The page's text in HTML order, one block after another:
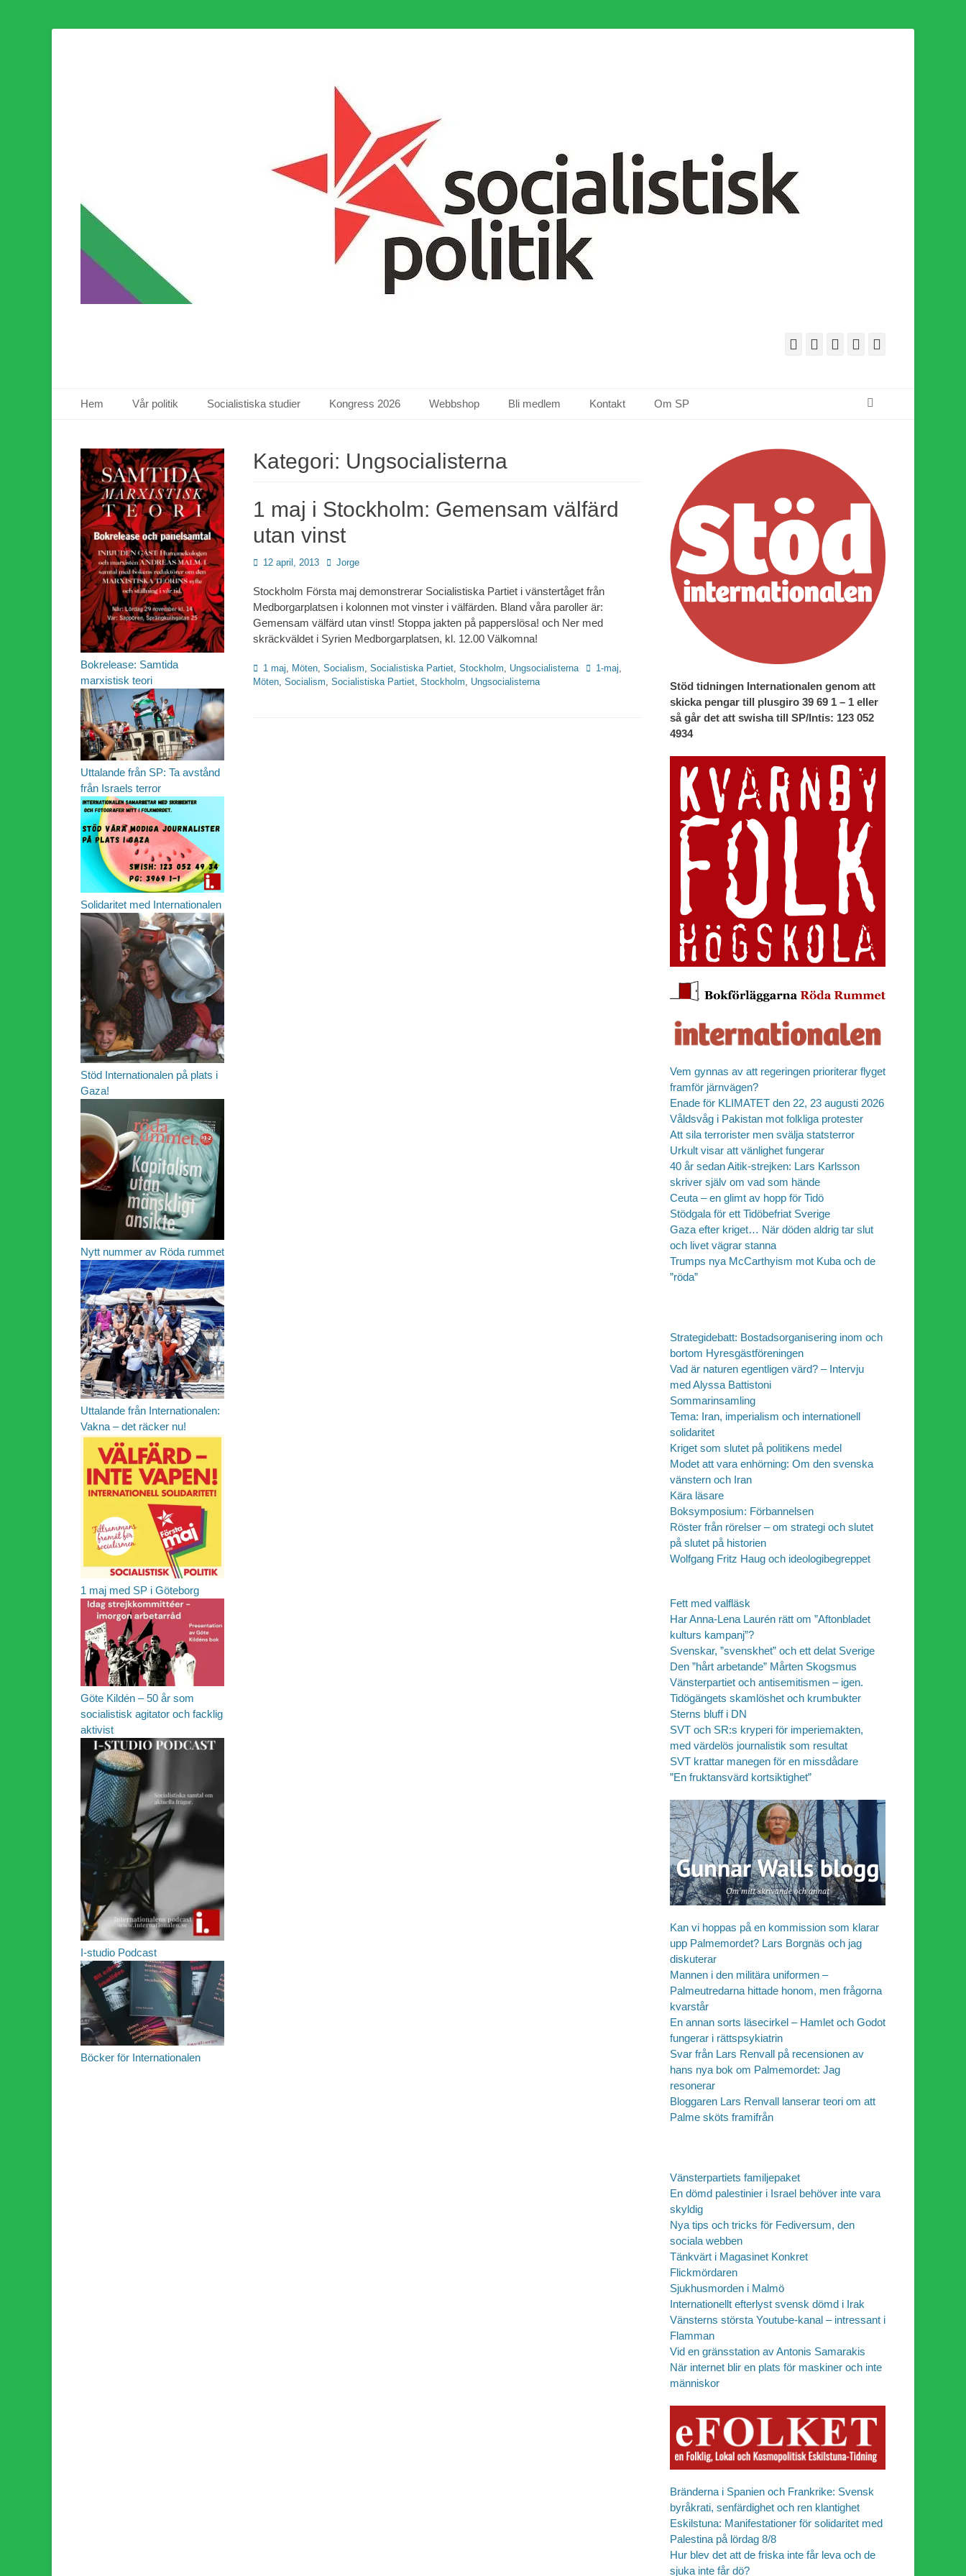
FacebookWebbflöde
Instagram
Primär meny
Hem Vår politik Socialistiska studier Kongress 2026 Webbshop Bli medlem Kontakt Om SP
Kategori: Ungsocialisterna
1 maj i Stockholm: Gemensam välfärd
utan vinst
Publicerad
12 april, 2013 Författare
Jorge
Stockholm Första maj demonstrerar Socialistiska Partiet i vänstertåget från
Medborgarplatsen i kolonnen mot vinster i välfärden. Bland våra paroller är:
Gemensam välfärd utan vinst! Stoppa jakten på papperslösa! och Ner med
skräckväldet i Syrien Medborgarplatsen, kl. 12.00 Välkomna!
Kategorier
1 maj, Möten, Socialism, Socialistiska Partiet, Stockholm, Ungsocialisterna Etiketter
1-maj,
Möten, Socialism, Socialistiska Partiet, Stockholm, Ungsocialisterna
Stöd tidningen Internationalen genom att
skicka pengar till plusgiro 39 69 1 – 1 eller
så går det att swisha till SP/Intis: 123 052
4934
Vem gynnas av att regeringen prioriterar flyget
framför järnvägen?
Enade för KLIMATET den 22, 23 augusti 2026
Våldsvåg i Pakistan mot folkliga protester
Att sila terrorister men svälja statsterror
Urkult visar att vänlighet fungerar
40 år sedan Aitik-strejken: Lars Karlsson
skriver själv om vad som hände
Ceuta – en glimt av hopp för Tidö
Stödgala för ett Tidöbefriat Sverige
Gaza efter kriget… När döden aldrig tar slut
och livet vägrar stanna
Trumps nya McCarthyism mot Kuba och de
”röda”
Strategidebatt: Bostadsorganisering inom och
bortom Hyresgästföreningen
Vad är naturen egentligen värd? – Intervju
med Alyssa Battistoni
Sommarinsamling
Tema: Iran, imperialism och internationell
solidaritet
Kriget som slutet på politikens medel
Modet att vara enhörning: Om den svenska
vänstern och Iran
Kära läsare
Boksymposium: Förbannelsen
Röster från rörelser – om strategi och slutet
på slutet på historien
Wolfgang Fritz Haug och ideologibegreppet
Fett med valfläsk
Har Anna-Lena Laurén rätt om ”Aftonbladet
kulturs kampanj”?
Svenskar, ”svenskhet” och ett delat Sverige
Den ”hårt arbetande” Mårten Skogsmus
Vänsterpartiet och antisemitismen – igen.
Tidögängets skamlöshet och krumbukter
Sterns bluff i DN
SVT och SR:s kryperi för imperiemakten,
med värdelös journalistik som resultat
SVT krattar manegen för en missdådare
”En fruktansvärd kortsiktighet”
Kan vi hoppas på en kommission som klarar
upp Palmemordet? Lars Borgnäs och jag
diskuterar
Mannen i den militära uniformen –
Palmeutredarna hittade honom, men frågorna
kvarstår
En annan sorts läsecirkel – Hamlet och Godot
fungerar i rättspsykiatrin
Svar från Lars Renvall på recensionen av
hans nya bok om Palmemordet: Jag
resonerar
Bloggaren Lars Renvall lanserar teori om att
Palme sköts framifrån
Vänsterpartiets familjepaket
En dömd palestinier i Israel behöver inte vara
skyldig
Nya tips och tricks för Fediversum, den
sociala webben
Tänkvärt i Magasinet Konkret
Flickmördaren
Sjukhusmorden i Malmö
Internationellt efterlyst svensk dömd i Irak
Vänsterns största Youtube-kanal – intressant i
Flamman
Vid en gränsstation av Antonis Samarakis
När internet blir en plats för maskiner och inte
människor
Bränderna i Spanien och Frankrike: Svensk
byråkrati, senfärdighet och ren klantighet
Eskilstuna: Manifestationer för solidaritet med
Palestina på lördag 8/8
Hur blev det att de friska inte får leva och de
sjuka inte får dö?
Bokrelease: Samtida
marxistisk teori
Uttalande från SP: Ta avstånd
från Israels terror
Solidaritet med Internationalen
Stöd Internationalen på plats i
Gaza!
Nytt nummer av Röda rummet
Uttalande från Internationalen:
Vakna – det räcker nu!
1 maj med SP i Göteborg
Göte Kildén – 50 år som
socialistisk agitator och facklig
aktivist
I-studio Podcast
Böcker för Internationalen